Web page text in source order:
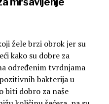
žele brzi obrok jer su
kako su dobre za
određenim tvrdnjama
bakterija u
biti dobro za naše